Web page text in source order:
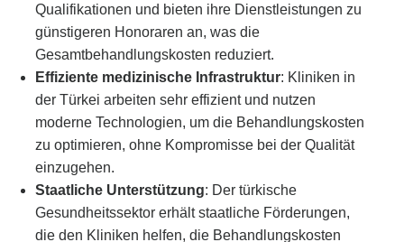
Qualifikationen und bieten ihre Dienstleistungen zu
günstigeren Honoraren an, was die
Gesamtbehandlungskosten reduziert.
Effiziente medizinische Infrastruktur: Kliniken in
der Türkei arbeiten sehr effizient und nutzen
moderne Technologien, um die Behandlungskosten
zu optimieren, ohne Kompromisse bei der Qualität
einzugehen.
Staatliche Unterstützung: Der türkische
Gesundheitssektor erhält staatliche Förderungen,
die den Kliniken helfen, die Behandlungskosten